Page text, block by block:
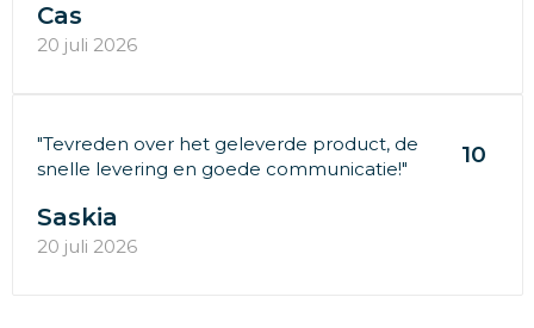
Cas
20 juli 2026
"Tevreden over het geleverde product, de
snelle levering en goede communicatie!"
10
Saskia
20 juli 2026